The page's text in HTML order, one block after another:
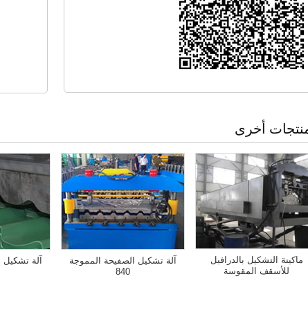
أخرى
ماكينة التشكيل بالدرافيل
للأسقف المقوسة
آلة تشكيل الصفيحة المموجة
840
آلة تشكيل